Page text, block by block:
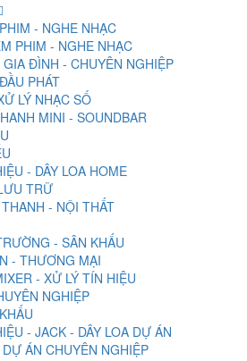
- NGHE NHẠC
PHIM - NGHE NHẠC
GIA ĐÌNH - CHUYÊN NGHIỆP
PHÁT
LÝ NHẠC SỐ
MINI - SOUNDBAR
- DÂY LOA HOME
TRỮ
- NỘI THẤT
- SÂN KHẤU
- THƯƠNG MẠI
- XỬ LÝ TÍN HIỆU
NGHIỆP
- JACK - DÂY LOA DỰ ÁN
ÁN CHUYÊN NGHIỆP